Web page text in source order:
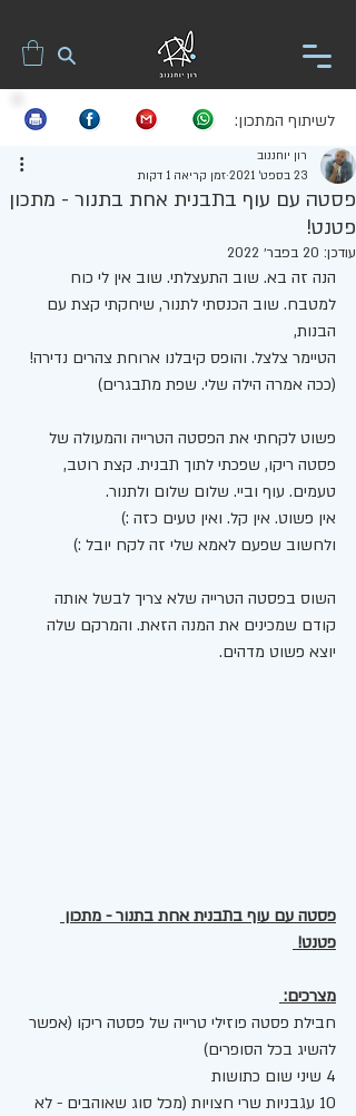
לשיתוף המתכון:
פסטה עם עוף בתבנית אחת בתנור - מתכון
פטנט!
רון יוחננוב
23 בספט׳ 2021
זמן קריאה 1 דקות
עודכן: 20 בפבר׳ 2022
הנה זה בא. שוב התעצלתי. שוב אין לי כוח
למטבח. שוב הכנסתי לתנור, שיחקתי קצת עם
הבנות,
הטיימר צלצל. והופס קיבלנו ארוחת צהרים נדירה!
(ככה אמרה הילה שלי. שפת מתבגרים)
פשוט לקחתי את הפסטה הטרייה והמעולה של
פסטה ריקו, שפכתי לתוך תבנית. קצת רוטב,
טעמים. עוף וביי. שלום שלום ולתנור.
אין פשוט. אין קל. ואין טעים כזה :)
ולחשוב שפעם לאמא שלי זה לקח יובל :)
השוס בפסטה הטרייה שלא צריך לבשל אותה
קודם שמכינים את המנה הזאת. והמרקם שלה
יוצא פשוט מדהים.
פסטה עם עוף בתבנית אחת בתנור - מתכון
פטנט!
מצרכים:
חבילת פסטה פוזילי טרייה של פסטה ריקו (אפשר
להשיג בכל הסופרים)
4 שיני שום כתושות
10 עגבניות שרי חצויות (מכל סוג שאוהבים - לא